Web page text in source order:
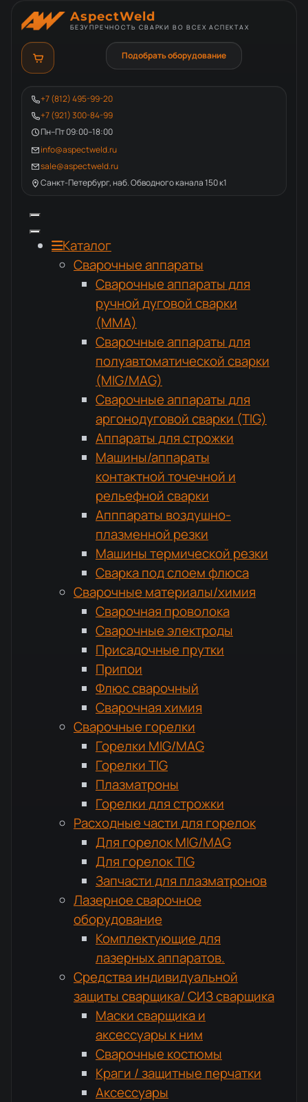
AspectWeld
БЕЗУПРЕЧНОСТЬ СВАРКИ ВО ВСЕХ АСПЕКТАХ
+7 (812) 495-99-20
+7 (921) 300-84-99
Пн–Пт 09:00–18:00
info@aspectweld.ru
sale@aspectweld.ru
Санкт-Петербург, наб. Обводного канала 150 к1
Подобрать оборудование
Каталог
Сварочные аппараты
Сварочные аппараты для
ручной дуговой сварки
(MMA)
Сварочные аппараты для
полуавтоматической сварки
(MIG/MAG)
Сварочные аппараты для
аргонодуговой сварки (TIG)
Аппараты для строжки
Машины/аппараты
контактной точечной и
рельефной сварки
Апппараты воздушно-
плазменной резки
Машины термической резки
Сварка под слоем флюса
Сварочные материалы/химия
Сварочная проволока
Сварочные электроды
Присадочные прутки
Припои
Флюс сварочный
Сварочная химия
Сварочные горелки
Горелки MIG/MAG
Горелки TIG
Плазматроны
Горелки для строжки
Расходные части для горелок
Для горелок MIG/MAG
Для горелок TIG
Запчасти для плазматронов
Лазерное сварочное
оборудование
Комплектующие для
лазерных аппаратов.
Средства индивидуальной
защиты сварщика/ СИЗ сварщика
Маски сварщика и
аксессуары к ним
Сварочные костюмы
Краги / защитные перчатки
Аксессуары